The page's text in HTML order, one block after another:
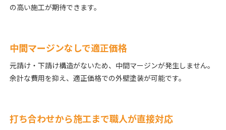
の高い施工が期待できます。
中間マージンなしで適正価格
元請け・下請け構造がないため、中間マージンが発生しません。
余計な費用を抑え、適正価格での外壁塗装が可能です。
打ち合わせから施工まで職人が直接対応